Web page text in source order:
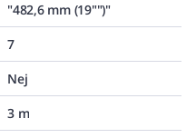
"482,6 mm (19"")"
7
Nej
3 m